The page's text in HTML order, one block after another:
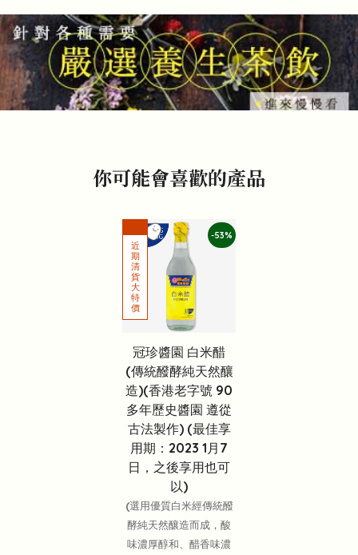
你可能會喜歡的產品
-53%
冠珍醬園 白米醋
(傳統醱酵純天然釀
造)(香港老字號 90
多年歷史醬園 遵從
古法製作) (最佳享
用期：2023 1月7
日，之後享用也可
以)
(選用優質白米經傳統醱
酵純天然釀造而成，酸
味濃厚醇和、醋香味濃